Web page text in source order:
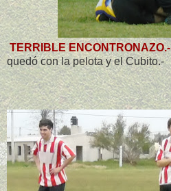
TERRIBLE ENCONTRONAZO.-
quedó con la pelota y el Cubito.-